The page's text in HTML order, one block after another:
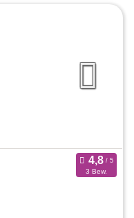
3 Bew.